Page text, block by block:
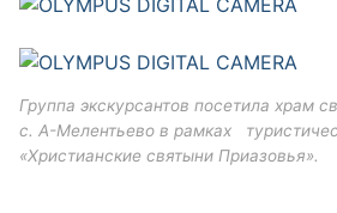
Группа экскурсантов посетила храм
с. А-Мелентьево в рамках
«Христианские святыни Приазовья».